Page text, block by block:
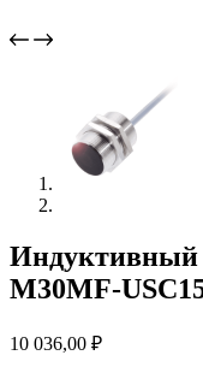
Индуктивный
M30MF-
10 036,00 ₽